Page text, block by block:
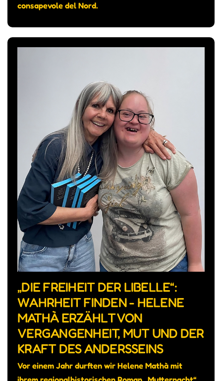
consapevole del Nord.
„DIE FREIHEIT DER LIBELLE“:
WAHRHEIT FINDEN - HELENE
MATHÀ ERZÄHLT VON
VERGANGENHEIT, MUT UND DER
KRAFT DES ANDERSSEINS
Vor einem Jahr durften wir Helene Mathà mit